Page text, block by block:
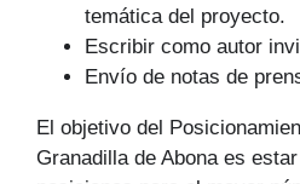
temática del proyecto.
Escribir como autor
Envío de notas de
El objetivo del
Granadilla de Abona es